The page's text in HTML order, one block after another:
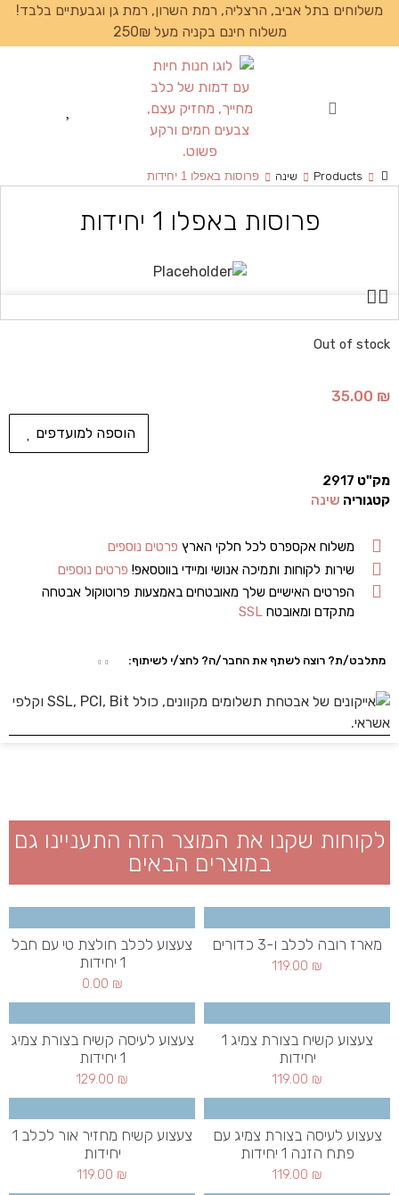
משלוחים בתל אביב, הרצליה, רמת השרון, רמת גן וגבעתיים בלבד!
משלוח חינם בקניה מעל 250₪
Products שינה פרוסות באפלו 1 יחידות
פרוסות באפלו 1 יחידות
Out of stock
35.00 ₪
הוספה למועדפים
מק"ט 2917
קטגוריה שינה
משלוח אקספרס לכל חלקי הארץ פרטים נוספים
שירות לקוחות ותמיכה אנושי ומיידי בווטסאפ! פרטים נוספים
הפרטים האישיים שלך מאובטחים באמצעות פרוטוקול אבטחה
מתקדם ומאובטחSSL
מתלבט/ת? רוצה לשתף את החבר/ה? לחצ/י לשיתוף:
לקוחות שקנו את המוצר הזה התעניינו גם
במוצרים הבאים
מארז רובה לכלב ו-3 כדורים
119.00 ₪
צעצוע לכלב חולצת טי עם חבל
1 יחידות
0.00 ₪
צעצוע קשיח בצורת צמיג 1
יחידות
119.00 ₪
צעצוע לעיסה קשיח בצורת צמיג
1 יחידות
129.00 ₪
צעצוע לעיסה בצורת צמיג עם
פתח הזנה 1 יחידות
119.00 ₪
צעצוע קשיח מחזיר אור לכלב 1
יחידות
119.00 ₪